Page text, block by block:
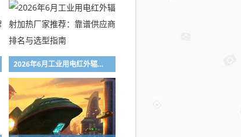
2026年6月工业用电红外辐射加热厂家推荐：靠谱供应商排名与选型指南